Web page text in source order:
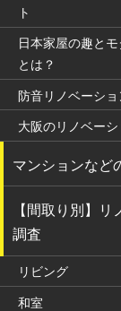
ト
日本家屋の趣と
とは？
防音リノベーシ
大阪のリノベー
マンションなど
【間取り別】
調査
リビング
和室